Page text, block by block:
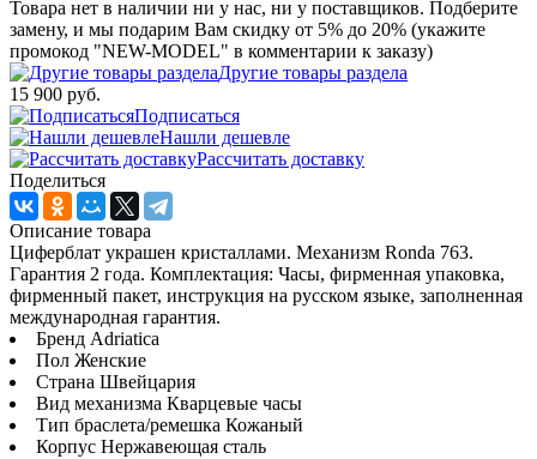
Товара нет в наличии ни у нас, ни у поставщиков. Подберите
замену, и мы подарим Вам скидку от 5% до 20% (укажите
промокод "NEW-MODEL" в комментарии к заказу)
Другие товары раздела
15 900 руб.
Подписаться
Нашли дешевле
Рассчитать доставку
Поделиться
Описание товара
Циферблат украшен кристаллами. Механизм Ronda 763.
Гарантия 2 года. Комплектация: Часы, фирменная упаковка,
фирменный пакет, инструкция на русском языке, заполненная
международная гарантия.
Бренд Adriatica
Пол Женские
Страна Швейцария
Вид механизма Кварцевые часы
Тип браслета/ремешка Кожаный
Корпус Нержавеющая сталь